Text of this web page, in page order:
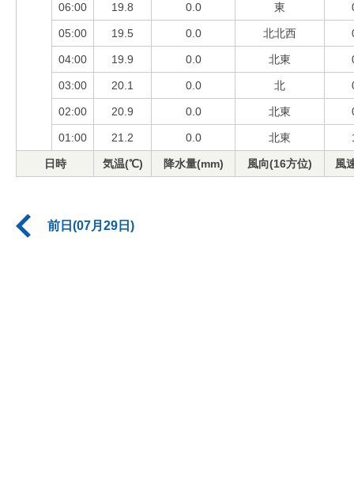
06:00 19.8 0.0 東
05:00 19.5 0.0 北北西
04:00 19.9 0.0 北東
03:00 20.1 0.0 北
02:00 20.9 0.0 北東
01:00 21.2 0.0 北東
日時 気温(℃) 降水量(mm) 風向(16方位) 風
前日(07月29日)